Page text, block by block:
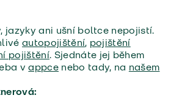
jazyky ani ušní boltce nepojistí.
autopojištění, pojištění
pojištění. Sjednáte jej během
vappcenebo tady, na našem